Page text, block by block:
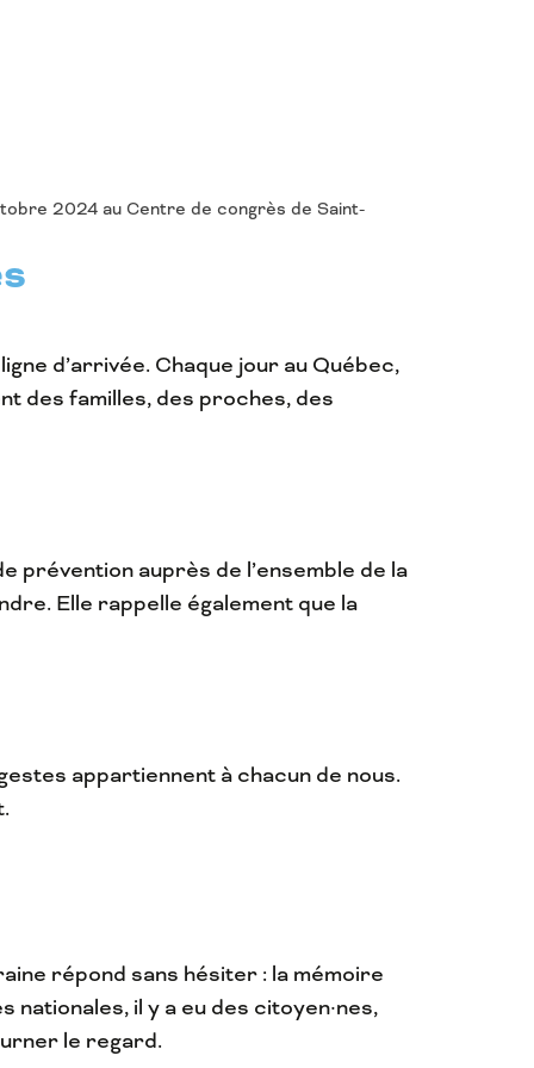
2024 au Centre de congrès de Saint-
d’arrivée. Chaque jour au Québec,
des familles, des proches, des
prévention auprès de l’ensemble de la
Elle rappelle également que la
appartiennent à chacun de nous.
répond sans hésiter : la mémoire
nationales, il y a eu des citoyen·nes,
le regard.